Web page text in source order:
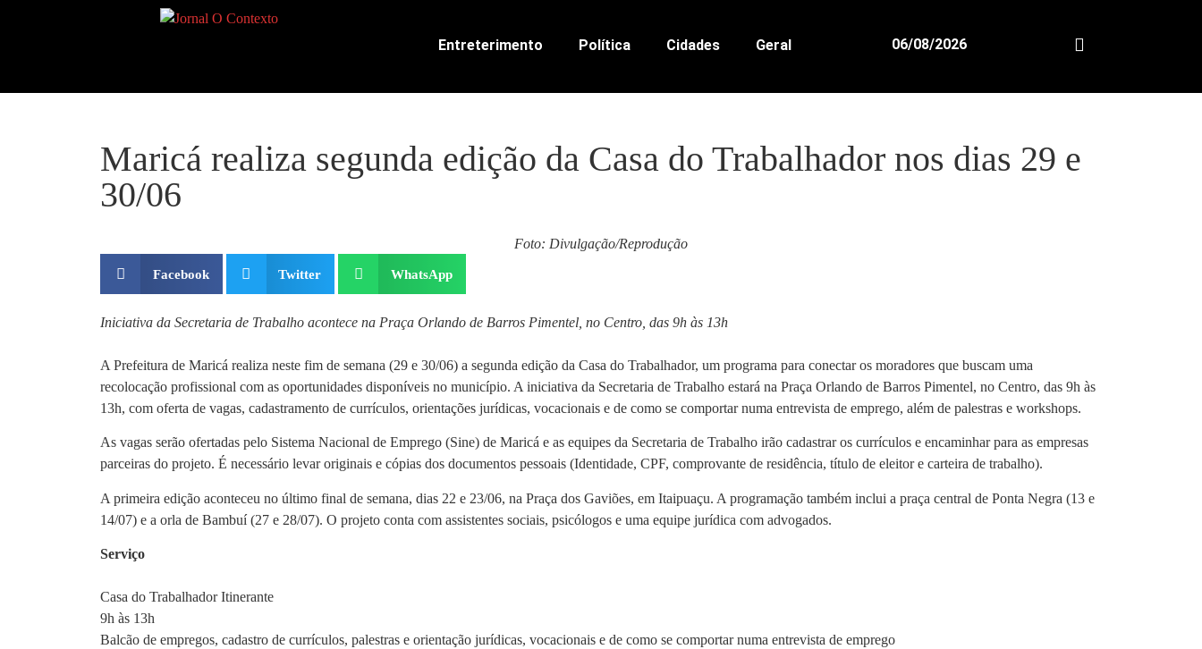
Entreterimento Política Cidades Geral 06/08/2026
Maricá realiza segunda edição da Casa do Trabalhador nos dias 29 e
30/06
Foto: Divulgação/Reprodução
Facebook Twitter WhatsApp
Iniciativa da Secretaria de Trabalho acontece na Praça Orlando de Barros Pimentel, no Centro, das 9h às 13h
A Prefeitura de Maricá realiza neste fim de semana (29 e 30/06) a segunda edição da Casa do Trabalhador, um programa para conectar os moradores que buscam uma
recolocação profissional com as oportunidades disponíveis no município. A iniciativa da Secretaria de Trabalho estará na Praça Orlando de Barros Pimentel, no Centro, das 9h às
13h, com oferta de vagas, cadastramento de currículos, orientações jurídicas, vocacionais e de como se comportar numa entrevista de emprego, além de palestras e workshops.
As vagas serão ofertadas pelo Sistema Nacional de Emprego (Sine) de Maricá e as equipes da Secretaria de Trabalho irão cadastrar os currículos e encaminhar para as empresas
parceiras do projeto. É necessário levar originais e cópias dos documentos pessoais (Identidade, CPF, comprovante de residência, título de eleitor e carteira de trabalho).
A primeira edição aconteceu no último final de semana, dias 22 e 23/06, na Praça dos Gaviões, em Itaipuaçu. A programação também inclui a praça central de Ponta Negra (13 e
14/07) e a orla de Bambuí (27 e 28/07). O projeto conta com assistentes sociais, psicólogos e uma equipe jurídica com advogados.
Serviço
Casa do Trabalhador Itinerante
9h às 13h
Balcão de empregos, cadastro de currículos, palestras e orientação jurídicas, vocacionais e de como se comportar numa entrevista de emprego